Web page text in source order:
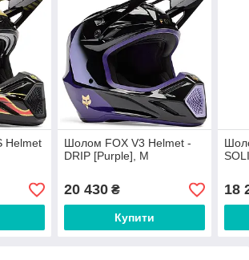
Helmet
Шолом FOX V3 Helmet -
DRIP [Purple], M
20 430₴
Купити
18